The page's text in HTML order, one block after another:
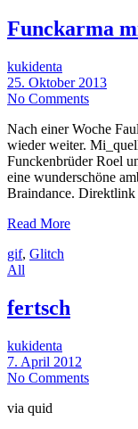
Funckarma
kukidenta
25. Oktober 2013
No Comments
Nach einer Woche
wieder weiter.
Funckenbrüder Roel
eine wunderschöne
Braindance.
Read More
gif, Glitch
All
fertsch
kukidenta
7. April 2012
No Comments
via quid